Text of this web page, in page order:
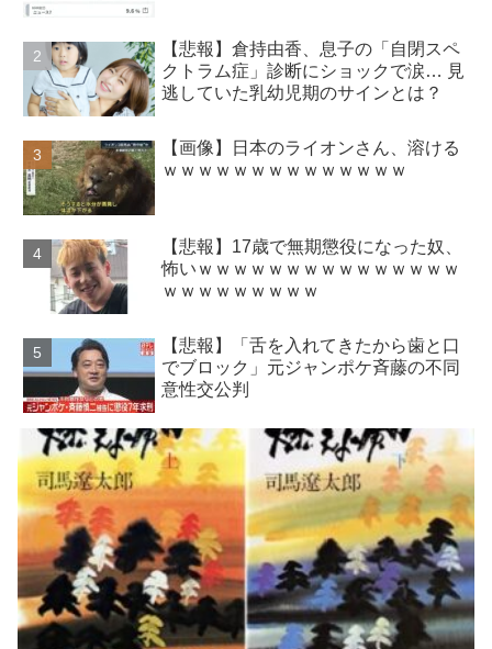
【悲報】倉持由香、息子の「自閉スペ
クトラム症」診断にショックで涙… 見
逃していた乳幼児期のサインとは？
【画像】日本のライオンさん、溶ける
ｗｗｗｗｗｗｗｗｗｗｗｗｗｗ
【悲報】17歳で無期懲役になった奴、
怖いｗｗｗｗｗｗｗｗｗｗｗｗｗｗｗ
ｗｗｗｗｗｗｗｗｗ
【悲報】「舌を入れてきたから歯と口
でブロック」元ジャンポケ斉藤の不同
意性交公判